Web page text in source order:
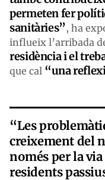
permeten fer
sanitàries”, ha
influeix l’arribada
residència i el
que cal “una
“Les
creixement del
només per la
residents